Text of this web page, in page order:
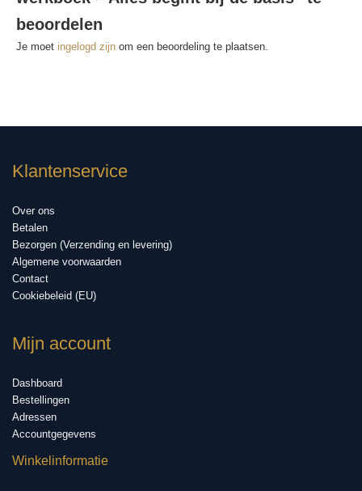
beoordelen
Je moet ingelogd zijn om een beoordeling te plaatsen.
Klantenservice
Over ons
Betalen
Bezorgen (Verzending en levering)
Algemene voorwaarden
Contact
Cookiebeleid (EU)
Mijn account
Dashboard
Bestellingen
Adressen
Accountgegevens
Winkelinformatie